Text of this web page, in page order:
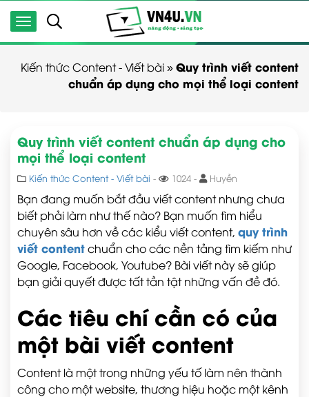
Kiến thức Content - Viết bài»Quy trình viết content
chuẩn áp dụng cho mọi thể loại content
Quy trình viết content chuẩn áp dụng cho
mọi thể loại content
Kiến thức Content - Viết bài - 1024 - Huyền
Bạn đang muốn bắt đầu viết content nhưng chưa
biết phải làm như thế nào? Bạn muốn tìm hiểu
chuyên sâu hơn về các kiểu viết content, quy trình
viết contentchuẩn cho các nền tảng tìm kiếm như
Google, Facebook, Youtube? Bài viết này sẽ giúp
bạn giải quyết được tất tần tật những vấn đề đó.
Các tiêu chí cần có của
một bài viết content
Content là một trong những yếu tố làm nên thành
công cho một website, thương hiệu hoặc một kênh